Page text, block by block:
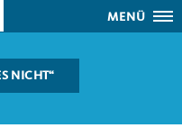
MENÜ
NICHT“